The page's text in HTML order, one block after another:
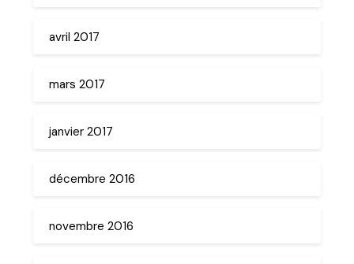
avril 2017
mars 2017
janvier 2017
décembre 2016
novembre 2016